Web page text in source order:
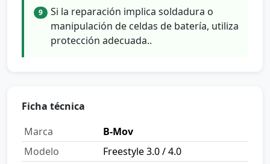
9
Si la reparación implica soldadura o
manipulación de celdas de batería, utiliza
protección adecuada..
Ficha técnica
Marca
B-Mov
Modelo
Freestyle 3.0 / 4.0